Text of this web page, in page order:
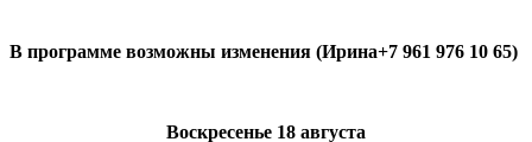
В программе возможны изменения (Ирина+7 961 976 10 65)
Воскресенье 18 августа